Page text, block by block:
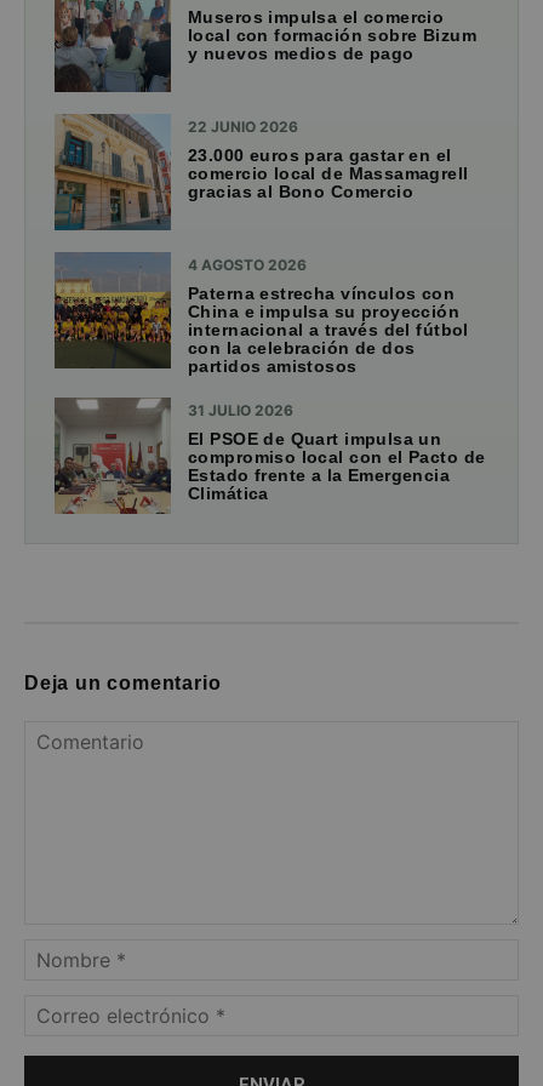
Museros impulsa el comercio
local con formación sobre Bizum
y nuevos medios de pago
22 JUNIO 2026
23.000 euros para gastar en el
comercio local de Massamagrell
gracias al Bono Comercio
4 AGOSTO 2026
Paterna estrecha vínculos con
China e impulsa su proyección
internacional a través del fútbol
con la celebración de dos
partidos amistosos
31 JULIO 2026
El PSOE de Quart impulsa un
compromiso local con el Pacto de
Estado frente a la Emergencia
Climática
Deja un comentario